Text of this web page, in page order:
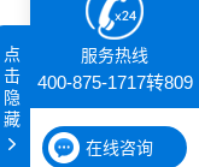
测试仪特点及功
能应用
服务热线
400-875-1717转809
在线咨询
点
击
隐
藏